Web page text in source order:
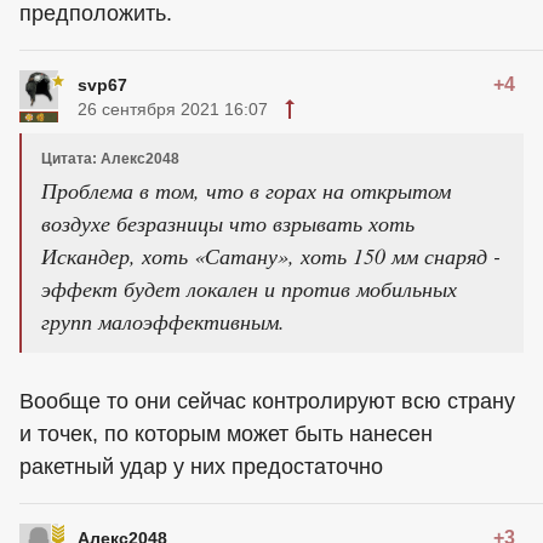
предположить.
svp67 +4
26 сентября 2021 16:07
Цитата: Алекс2048
Проблема в том, что в горах на открытом
воздухе безразницы что взрывать хоть
Искандер, хоть «Сатану», хоть 150 мм снаряд -
эффект будет локален и против мобильных
групп малоэффективным.
Вообще то они сейчас контролируют всю страну
и точек, по которым может быть нанесен
ракетный удар у них предостаточно
Алекс2048 +3